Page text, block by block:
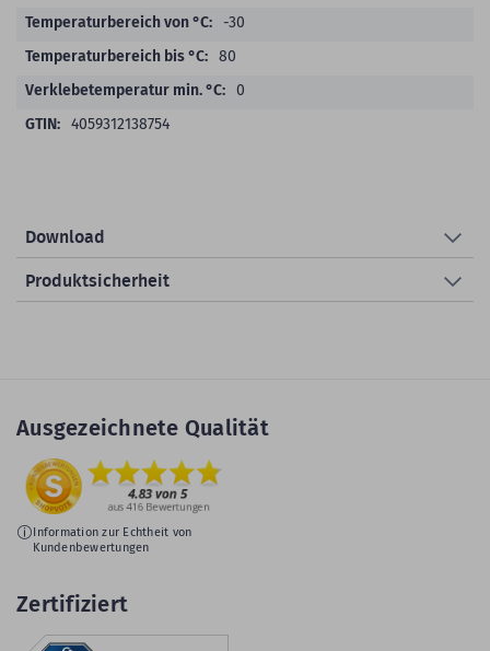
-30
80
0
4059312138754
Download
Produktsicherheit
Ausgezeichnete Qualität
Information zur Echtheit von
Kundenbewertungen
Zertifiziert